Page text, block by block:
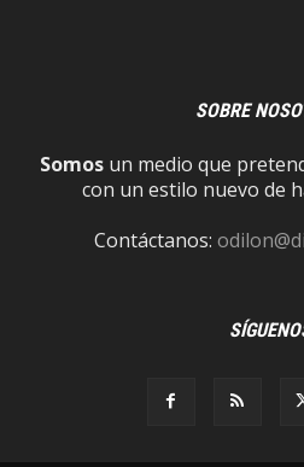
SOBRE
Somos un medio que
con un estilo nuevo de
Contáctanos: